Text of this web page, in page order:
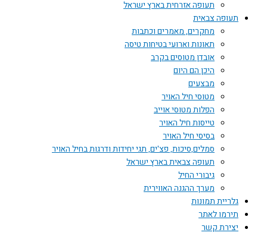
תעופה אזרחית בארץ ישראל
תעופה צבאית
מחקרים, מאמרים וכתבות
תאונות וארועי בטיחות טיסה
אובדן מטוסים בקרב
היכן הם היום
מבצעים
מטוסי חיל האויר
הפלות מטוסי אוייב
טייסות חיל האויר
בסיסי חיל האויר
סמלים,סיכות, פצ'ים, תגי יחידות ודרגות בחיל האויר
תעופה צבאית בארץ ישראל
גיבורי החיל
מערך ההגנה האווירית
גלריית תמונות
תירמו לאתר
יצירת קשר